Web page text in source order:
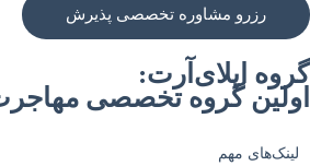
رزرو مشاوره تخصصی پذیرش
گروه اپلای‌آرت:
اولین گروه تخصصی
لینک‌های مهم